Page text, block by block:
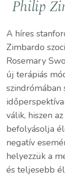
Philip
A híres
Zimbardo
Rosemary
új terápiás
szindrómában
válik, hiszen
befolyásolja
negatív
helyezzük a
és teljesebb